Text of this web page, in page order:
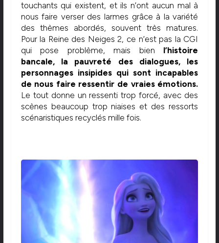
touchants qui existent, et ils n’ont aucun mal à
nous faire verser des larmes grâce à la variété
des thèmes abordés, souvent très matures.
Pour la Reine des Neiges 2, ce n’est pas la CGI
qui pose problème, mais bien l’histoire
bancale, la pauvreté des dialogues, les
personnages insipides qui sont incapables
de nous faire ressentir de vraies émotions.
Le tout donne un ressenti trop forcé, avec des
scènes beaucoup trop niaises et des ressorts
scénaristiques recyclés mille fois.